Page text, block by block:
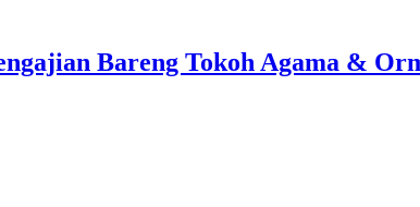
Bareng Tokoh Agama &